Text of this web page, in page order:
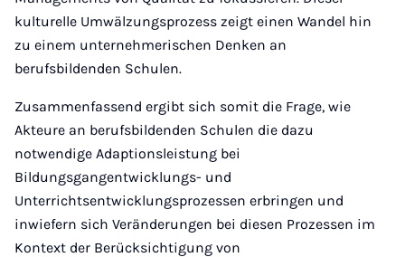
kulturelle Umwälzungsprozess zeigt einen Wandel hin
zu einem unternehmerischen Denken an
berufsbildenden Schulen.
Zusammenfassend ergibt sich somit die Frage, wie
Akteure an berufsbildenden Schulen die dazu
notwendige Adaptionsleistung bei
Bildungsgangentwicklungs- und
Unterrichtsentwicklungsprozessen erbringen und
inwiefern sich Veränderungen bei diesen Prozessen im
Kontext der Berücksichtigung von